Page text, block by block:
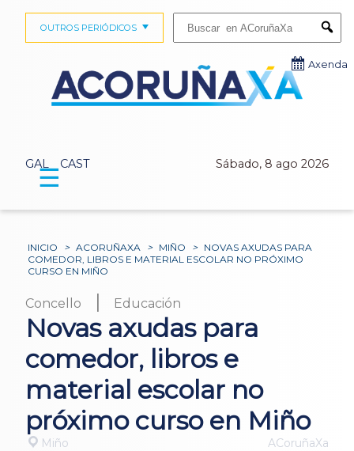
GAL CAST Sábado, 8 ago 2026
OUTROS PERIÓDICOS
Axenda
☰
INICIO > ACORUÑAXA > MIÑO > NOVAS AXUDAS PARA
COMEDOR, LIBROS E MATERIAL ESCOLAR NO PRÓXIMO
CURSO EN MIÑO
Concello | Educación
Novas axudas para
comedor, libros e
material escolar no
próximo curso en Miño
Miño ACoruñaXa